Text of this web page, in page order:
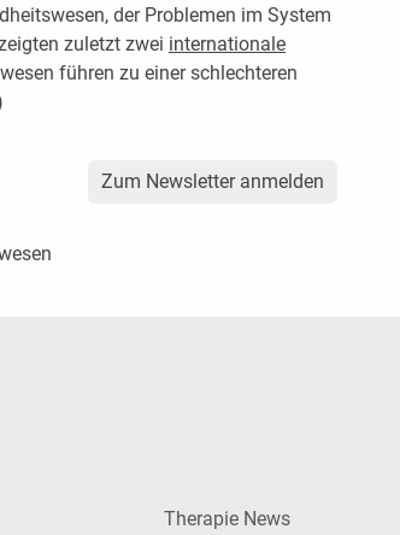
der Problemen im System
zuletzt zwei internationale
führen zu einer schlechteren
Zum Newsletter anmelden
Therapie News